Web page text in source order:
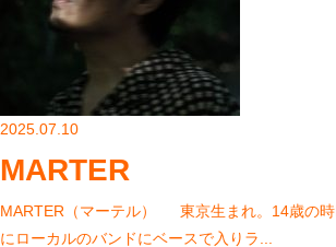
2025.07.10
MARTER
MARTER（マーテル） 東京生まれ。14歳の時
にローカルのバンドにベースで入りラ...